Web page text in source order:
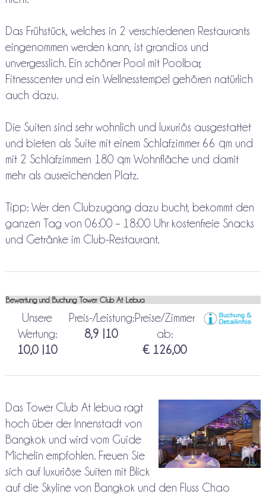
Das Frühstück, welches in 2 verschiedenen Restaurants
eingenommen werden kann, ist grandios und
unvergesslich. Ein schöner Pool mit Poolbar,
Fitnesscenter und ein Wellnesstempel gehören natürlich
auch dazu.
Die Suiten sind sehr wohnlich und luxuriös ausgestattet
und bieten als Suite mit einem Schlafzimmer 66 qm und
mit 2 Schlafzimmern 180 qm Wohnfläche und damit
mehr als ausreichenden Platz.
Tipp: Wer den Clubzugang dazu bucht, bekommt den
ganzen Tag von 06:00 – 18:00 Uhr kostenfreie Snacks
und Getränke im Club-Restaurant.
Bewertung und Buchung Tower Club At Lebua
Unsere
Wertung:
10,0 |10
Preis-/Leistung:
8,9 |10
Preise/Zimmer
ab:
€ 126,00
Das Tower Club At lebua ragt
hoch über der Innenstadt von
Bangkok und wird vom Guide
Michelin empfohlen. Freuen Sie
sich auf luxuriöse Suiten mit Blick
auf die Skyline von Bangkok und den Fluss Chao